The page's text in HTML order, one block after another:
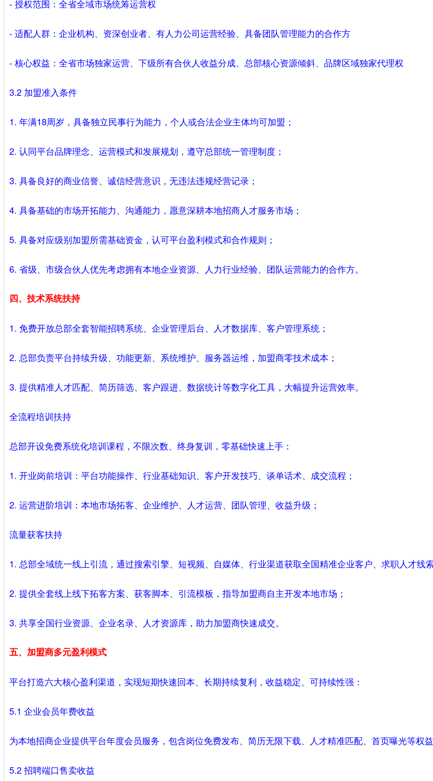
- 授权范围：全省全域市场统筹运营权
- 适配人群：企业机构、资深创业者、有人力公司运营经验、具备团队管理能力的合作方
- 核心权益：全省市场独家运营、下级所有合伙人收益分成、总部核心资源倾斜、品牌区域独家代理权
3.2 加盟准入条件
1. 年满18周岁，具备独立民事行为能力，个人或合法企业主体均可加盟；
2. 认同平台品牌理念、运营模式和发展规划，遵守总部统一管理制度；
3. 具备良好的商业信誉、诚信经营意识，无违法违规经营记录；
4. 具备基础的市场开拓能力、沟通能力，愿意深耕本地招商人才服务市场；
5. 具备对应级别加盟所需基础资金，认可平台盈利模式和合作规则；
6. 省级、市级合伙人优先考虑拥有本地企业资源、人力行业经验、团队运营能力的合作方。
四、技术系统扶持
1. 免费开放总部全套智能招聘系统、企业管理后台、人才数据库、客户管理系统；
2. 总部负责平台持续升级、功能更新、系统维护、服务器运维，加盟商零技术成本；
3. 提供精准人才匹配、简历筛选、客户跟进、数据统计等数字化工具，大幅提升运营效率。
全流程培训扶持
总部开设免费系统化培训课程，不限次数、终身复训，零基础快速上手：
1. 开业岗前培训：平台功能操作、行业基础知识、客户开发技巧、谈单话术、成交流程；
2. 运营进阶培训：本地市场拓客、企业维护、人才运营、团队管理、收益升级；
流量获客扶持
1. 总部全域统一线上引流，通过搜索引擎、短视频、自媒体、行业渠道获取全国精准企业客户、求职人才线
2. 提供全套线上线下拓客方案、获客脚本、引流模板，指导加盟商自主开发本地市场；
3. 共享全国行业资源、企业名录、人才资源库，助力加盟商快速成交。
五、加盟商多元盈利模式
平台打造六大核心盈利渠道，实现短期快速回本、长期持续复利，收益稳定、可持续性强：
5.1 企业会员年费收益
为本地招商企业提供平台年度会员服务，包含岗位免费发布、简历无限下载、人才精准匹配、首页曝光等权
5.2 招聘端口售卖收益